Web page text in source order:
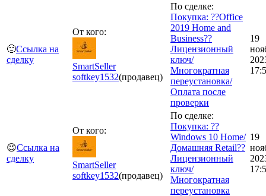
🙂Ссылка на
сделку
От кого:
SmartSeller
softkey1532(продавец)
По сделке:
Покупка: ??Office
2019 Home and
Business??
Лицензионный
ключ/
Многократная
переустановка/
Оплата после
проверки
19
😉Ссылка на
сделку
От кого:
SmartSeller
softkey1532(продавец)
По сделке:
Покупка: ??
Windows 10 Home/
Домашняя Retail??
Лицензионный
ключ/
Многократная
переустановка
19